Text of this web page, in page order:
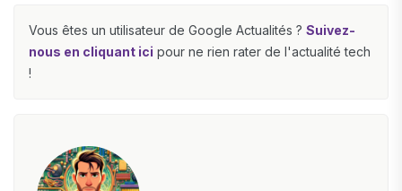
Vous êtes un utilisateur de Google Actualités ? Suivez-
nous en cliquant ici pour ne rien rater de l'actualité tech
!